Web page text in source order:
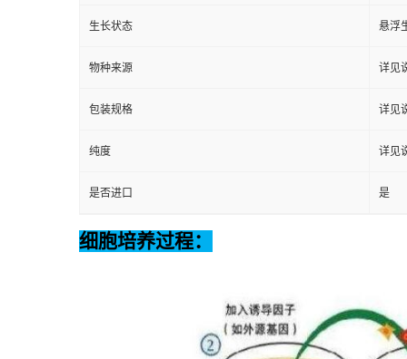
生长状态 悬浮
物种来源 详见
包装规格 详见
纯度 详见
是否进口 是
细胞培养过程：